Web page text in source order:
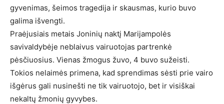
gyvenimas, šeimos tragedija ir skausmas, kurio buvo
galima išvengti.
Praėjusiais metais Joninių naktį Marijampolės
savivaldybėje neblaivus vairuotojas partrenkė
pėsčiuosius. Vienas žmogus žuvo, 4 buvo sužeisti.
Tokios nelaimės primena, kad sprendimas sėsti prie vairo
išgėrus gali nusinešti ne tik vairuotojo, bet ir visiškai
nekaltų žmonių gyvybes.